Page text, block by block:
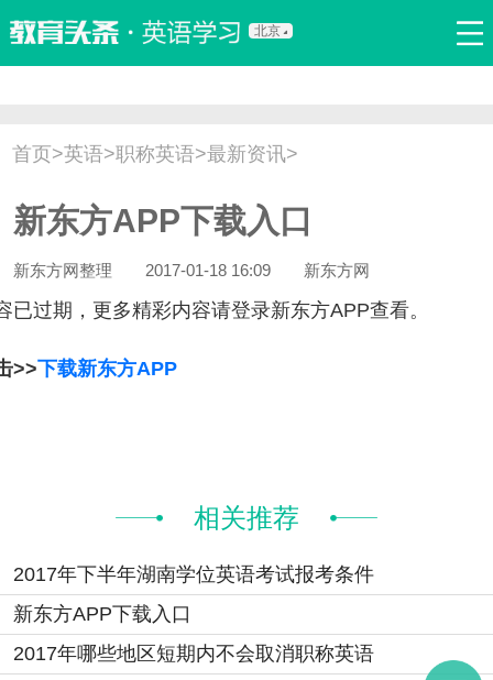
北京
双语新闻 口译翻译 职场英语 娱乐英语
流行语 新概念
首页>英语>职称英语>最新资讯>
新东方APP下载入口
新东方网整理 2017-01-18 16:09 新东方网
已过期，更多精彩内容请登录新东方APP查看。
>>下载新东方APP
相关推荐
2017年下半年湖南学位英语考试报考条件
新东方APP下载入口
2017年哪些地区短期内不会取消职称英语